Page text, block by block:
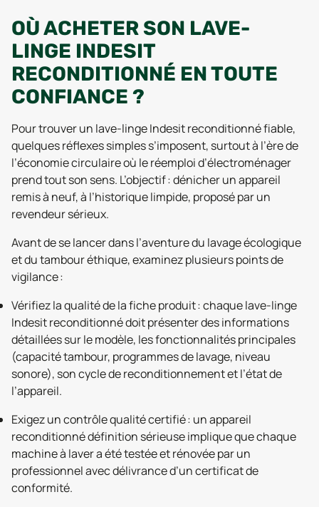
OÙ ACHETER SON LAVE-
LINGE INDESIT
RECONDITIONNÉ EN TOUTE
CONFIANCE ?
Pour trouver un lave-linge Indesit reconditionné fiable,
quelques réflexes simples s’imposent, surtout à l’ère de
l’économie circulaire où le réemploi d’électroménager
prend tout son sens. L’objectif : dénicher un appareil
remis à neuf, à l’historique limpide, proposé par un
revendeur sérieux.
Avant de se lancer dans l’aventure du lavage écologique
et du tambour éthique, examinez plusieurs points de
vigilance :
Vérifiez la qualité de la fiche produit : chaque lave-linge
Indesit reconditionné doit présenter des informations
détaillées sur le modèle, les fonctionnalités principales
(capacité tambour, programmes de lavage, niveau
sonore), son cycle de reconditionnement et l’état de
l’appareil.
Exigez un contrôle qualité certifié : un appareil
reconditionné définition sérieuse implique que chaque
machine à laver a été testée et rénovée par un
professionnel avec délivrance d’un certificat de
conformité.